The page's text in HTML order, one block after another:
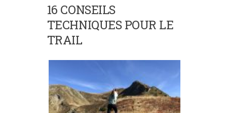
16 CONSEILS
TECHNIQUES POUR LE
TRAIL